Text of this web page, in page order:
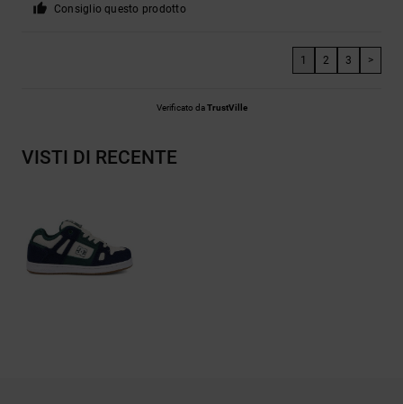
Consiglio questo prodotto
1 2 3 >
Verificato daTrustVille
VISTI DI RECENTE